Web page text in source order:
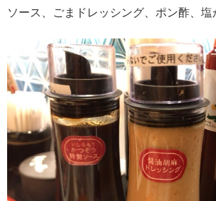
ソース、ごまドレッシング、ポン酢、塩